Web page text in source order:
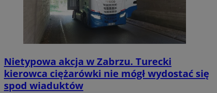
Nietypowa akcja w Zabrzu. Turecki
kierowca ciężarówki nie mógł wydostać się
spod wiaduktów